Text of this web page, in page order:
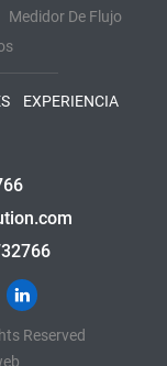
Medidor De Flujo
EXPERIENCIA
Reserved